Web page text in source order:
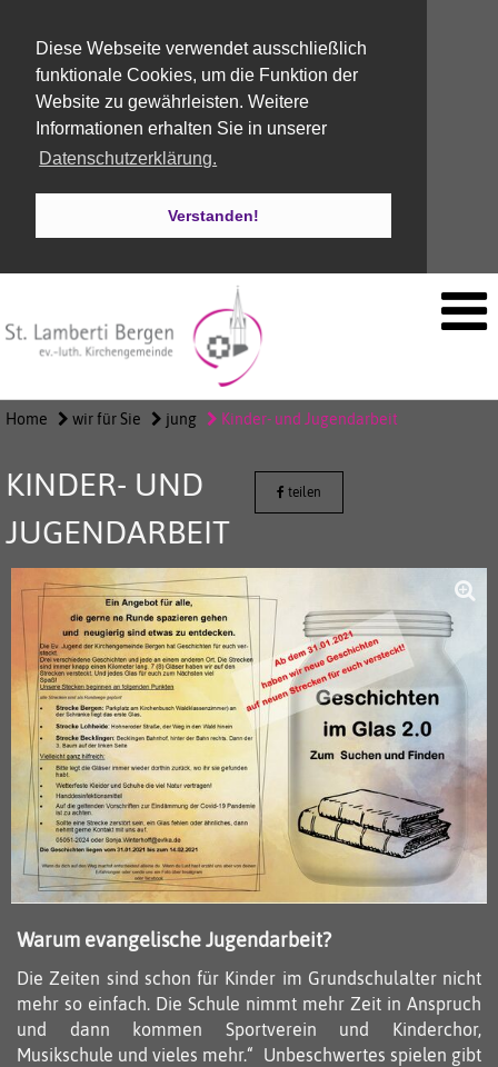
Diese Webseite verwendet ausschließlich
funktionale Cookies, um die Funktion der
Website zu gewährleisten. Weitere
Informationen erhalten Sie in unserer
Datenschutzerklärung.
Verstanden!
Home wir für Sie jung Kinder- und Jugendarbeit
KINDER- UND
JUGENDARBEIT
teilen
Warum evangelische Jugendarbeit?
Die Zeiten sind schon für Kinder im Grundschulalter nicht
mehr so einfach. Die Schule nimmt mehr Zeit in Anspruch
und dann kommen Sportverein und Kinderchor,
Musikschule und vieles mehr.“
Unbeschwertes spielen gibt